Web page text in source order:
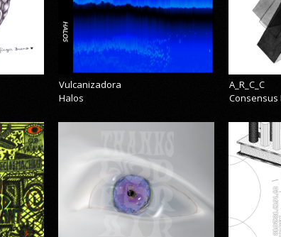
Vulcanizadora
Halos
A_R_C_C
Consensus